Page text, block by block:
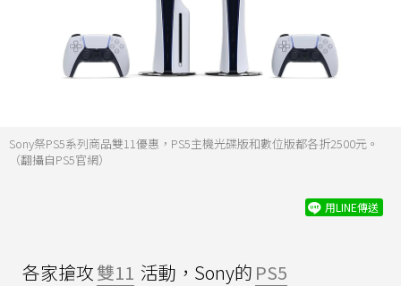
Sony祭PS5系列商品雙11優惠，PS5主機光碟版和數位版都各折2500元。
（翻攝自PS5官網）
用LINE傳送
各家搶攻雙11 活動，Sony的 PS5